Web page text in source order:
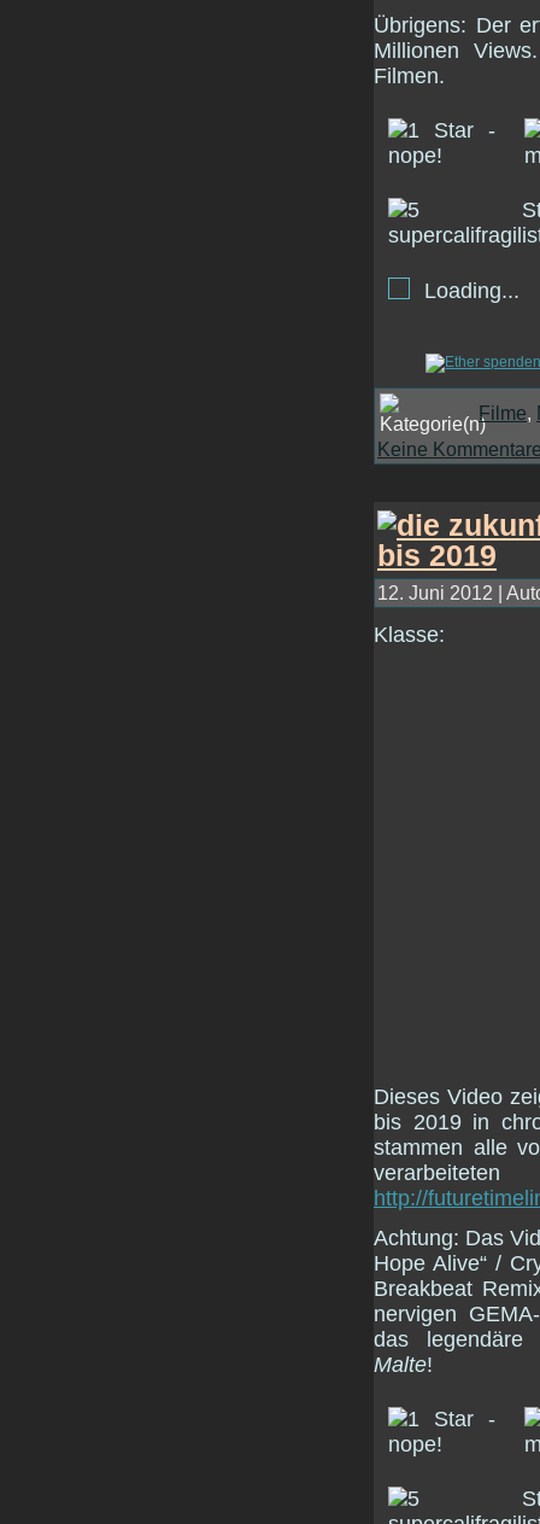
Übrigens: Der
Millionen
Filmen.
Loading...
Filme,
Keine
12. Juni 2012 |
Klasse:
Dieses Video
bis 2019 in
stammen alle
http://
Achtung: Das
Hope Alive“ /
Breakbeat
nervigen
das legendäre
Malte!